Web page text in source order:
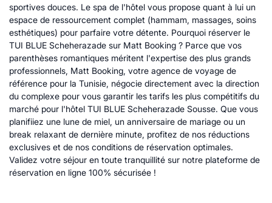
sportives douces. Le spa de l'hôtel vous propose quant à lui un
espace de ressourcement complet (hammam, massages, soins
esthétiques) pour parfaire votre détente. Pourquoi réserver le
TUI BLUE Scheherazade sur Matt Booking ? Parce que vos
parenthèses romantiques méritent l'expertise des plus grands
professionnels, Matt Booking, votre agence de voyage de
référence pour la Tunisie, négocie directement avec la direction
du complexe pour vous garantir les tarifs les plus compétitifs du
marché pour l'hôtel TUI BLUE Scheherazade Sousse. Que vous
planifiiez une lune de miel, un anniversaire de mariage ou un
break relaxant de dernière minute, profitez de nos réductions
exclusives et de nos conditions de réservation optimales.
Validez votre séjour en toute tranquillité sur notre plateforme de
réservation en ligne 100% sécurisée !